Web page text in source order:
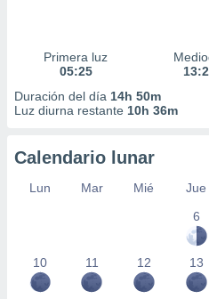
Primera luz
05:25
Duración del día 14h 50m
Luz diurna restante 10h 36m
Calendario lunar
Lun Mar Mié Jue
6
10 11 12 13